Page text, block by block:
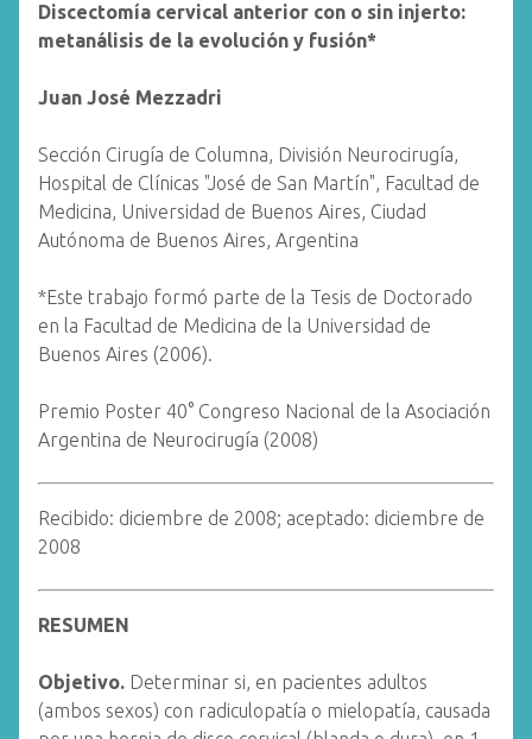
Discectomía cervical anterior con o sin injerto:
metanálisis de la evolución y fusión*
Juan José Mezzadri
Sección Cirugía de Columna, División Neurocirugía,
Hospital de Clínicas "José de San Martín", Facultad de
Medicina, Universidad de Buenos Aires, Ciudad
Autónoma de Buenos Aires, Argentina
*Este trabajo formó parte de la Tesis de Doctorado
en la Facultad de Medicina de la Universidad de
Buenos Aires (2006).
Premio Poster 40° Congreso Nacional de la Asociación
Argentina de Neurocirugía (2008)
Recibido: diciembre de 2008; aceptado: diciembre de
2008
RESUMEN
Objetivo. Determinar si, en pacientes adultos
(ambos sexos) con radiculopatía o mielopatía, causada